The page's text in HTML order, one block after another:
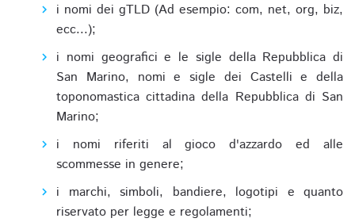
i nomi dei gTLD (Ad esempio: com, net, org, biz,
ecc...);
i nomi geografici e le sigle della Repubblica di
San Marino, nomi e sigle dei Castelli e della
toponomastica cittadina della Repubblica di San
Marino;
i nomi riferiti al gioco d'azzardo ed alle
scommesse in genere;
i marchi, simboli, bandiere, logotipi e quanto
riservato per legge e regolamenti;